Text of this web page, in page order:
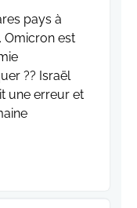
pays à
Omicron est
?? Israël
une erreur et